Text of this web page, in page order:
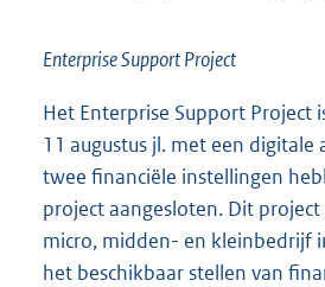
Enterprise Support Project
Het Enterprise Support Project
11 augustus jl. met een digitale
twee financiële instellingen
project aangesloten. Dit
micro, midden- en kleinbedrijf
het beschikbaar stellen van